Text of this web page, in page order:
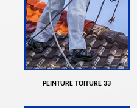
PEINTURE TOITURE 33